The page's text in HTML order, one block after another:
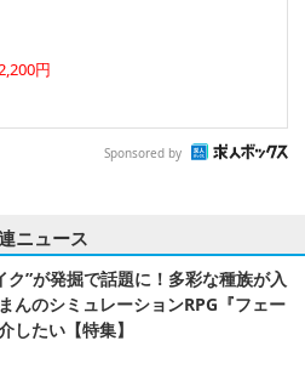
円
Sponsored by
ニュース
ク”が発掘で話題に！多彩な種族が入
んのシミュレーションRPG『フェー
したい【特集】